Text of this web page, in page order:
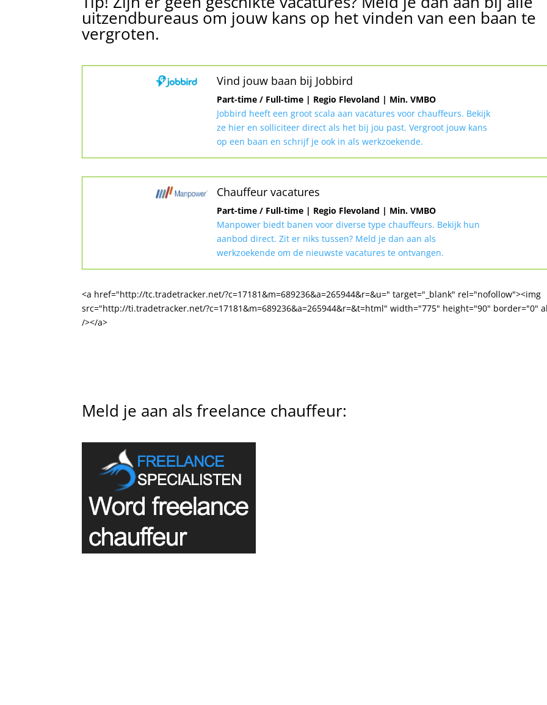
uitzendbureaus om jouw kans op het vinden van een baan te
vergroten.
Vind jouw baan bij Jobbird
Part-time / Full-time | Regio Flevoland | Min. VMBO
Jobbird heeft een groot scala aan vacatures voor chauffeurs. Bekijk
ze hier en solliciteer direct als het bij jou past. Vergroot jouw kans
op een baan en schrijf je ook in als werkzoekende.
Chauffeur vacatures
Part-time / Full-time | Regio Flevoland | Min. VMBO
Manpower biedt banen voor diverse type chauffeurs. Bekijk hun
aanbod direct. Zit er niks tussen? Meld je dan aan als
werkzoekende om de nieuwste vacatures te ontvangen.
<a href="http://tc.tradetracker.net/?c=17181&m=689236&a=265944&r=&u=" target="_blank" rel="nofollow"><img
src="http://ti.tradetracker.net/?c=17181&m=689236&a=265944&r=&t=html" width="775" height="90" border="0"
/></a>
Meld je aan als freelance chauffeur: